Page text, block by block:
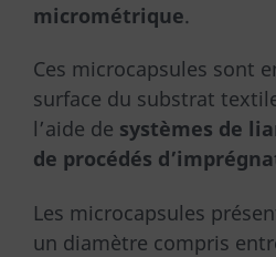
micrométrique.
Ces microcapsules sont
surface du substrat
l’aide de systèmes de
de procédés
Les microcapsules
un diamètre compris